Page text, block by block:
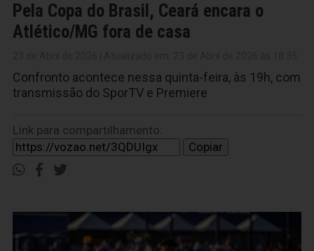
Pela Copa do Brasil, Ceará encara o
Atlético/MG fora de casa
Confronto acontece nessa quinta-feira, às 19h, com
transmissão do SporTV e Premiere
Link para compartilhamento:
Copiar